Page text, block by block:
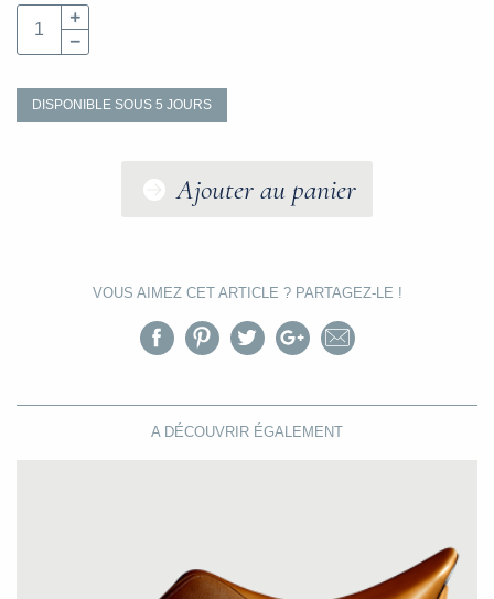
DISPONIBLE SOUS 5 JOURS
Ajouter au panier
VOUS AIMEZ CET ARTICLE ?PARTAGEZ-LE !
A DÉCOUVRIR ÉGALEMENT